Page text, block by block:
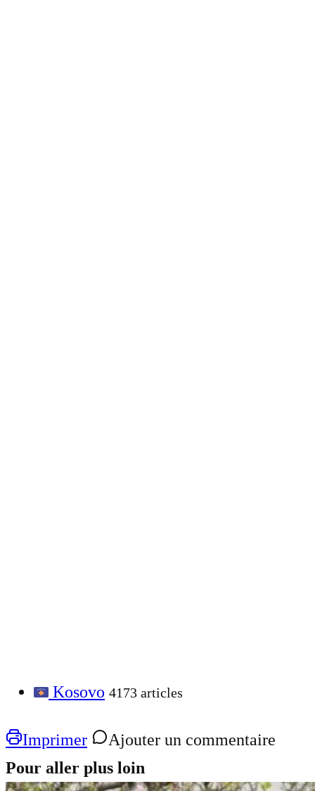
Kosovo 4173 articles
Imprimer
Ajouter un commentaire
Pour aller plus loin